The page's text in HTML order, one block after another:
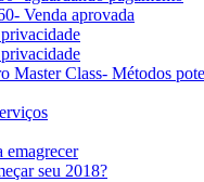
Venda aprovada
Master Class- Métodos
emagrecer
seu 2018?